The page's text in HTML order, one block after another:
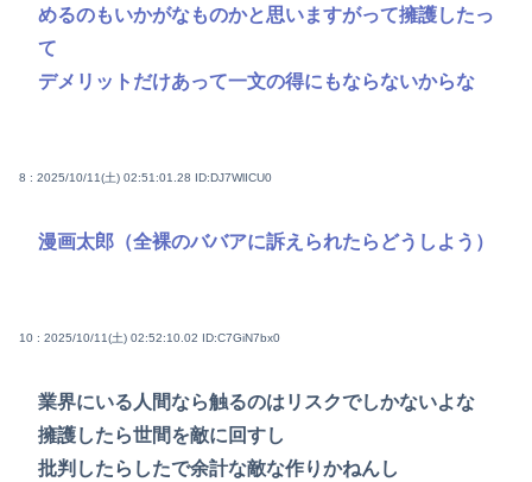
めるのもいかがなものかと思いますがって擁護したっ
て
デメリットだけあって一文の得にもならないからな
8 : 2025/10/11(土) 02:51:01.28 ID:DJ7WlICU0
漫画太郎（全裸のババアに訴えられたらどうしよう）
10 : 2025/10/11(土) 02:52:10.02 ID:C7GiN7bx0
業界にいる人間なら触るのはリスクでしかないよな
擁護したら世間を敵に回すし
批判したらしたで余計な敵な作りかねんし